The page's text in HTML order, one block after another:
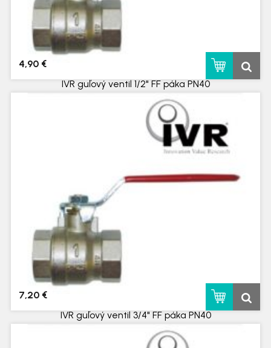
IVR guľový ventil 1/2" FF páka PN40
skladom
4,90 €
IVR guľový ventil 3/4" FF páka PN40
7,20 €